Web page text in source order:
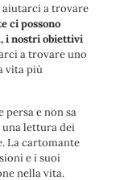
aiutarci a trovare
ci possono
i nostri obiettivi
a trovare uno
vita più
persa e non sa
una lettura dei
La cartomante
e i suoi
nella vita.